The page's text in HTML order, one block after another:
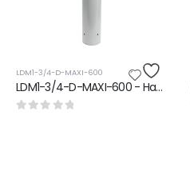
LDM1-3/4-D-MAXI-600
LDM1-3/4-D-MAXI-600 - Hava Kurutucu